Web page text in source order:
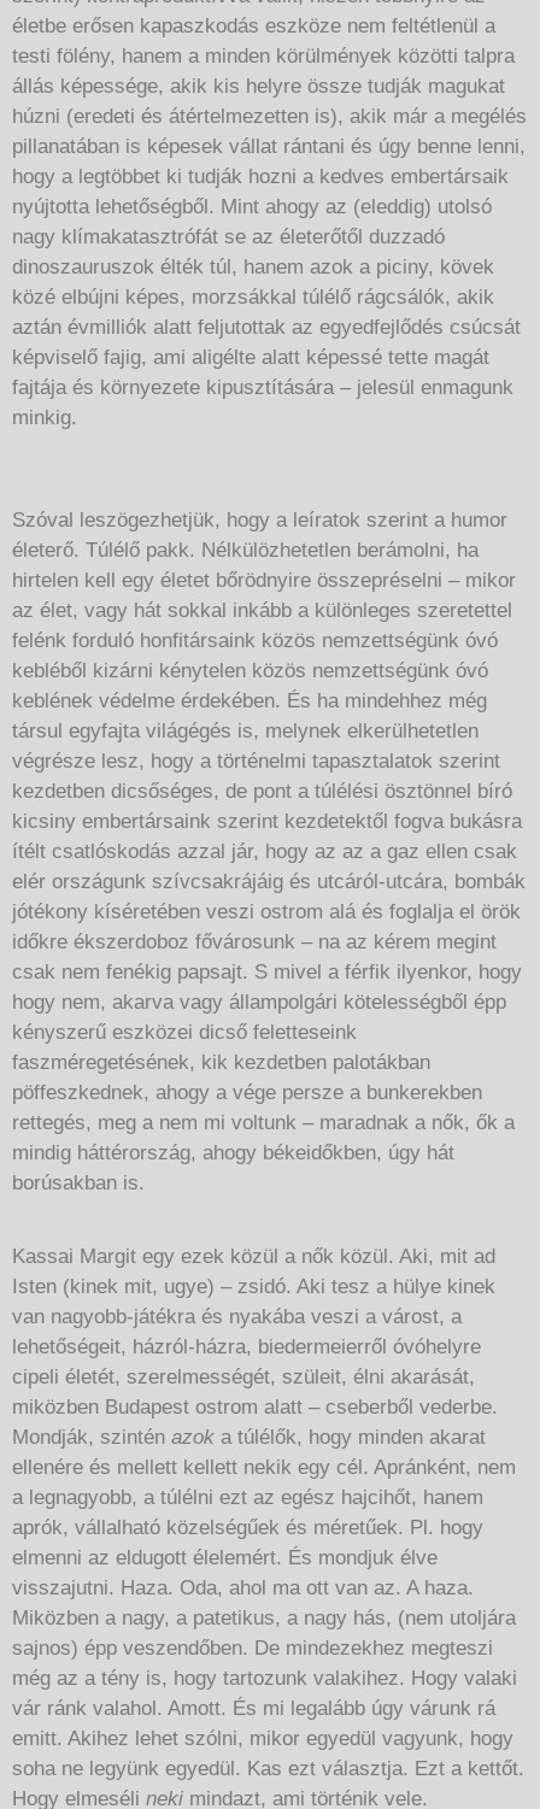
életbe erősen kapaszkodás eszköze nem feltétlenül a
testi fölény, hanem a minden körülmények közötti talpra
állás képessége, akik kis helyre össze tudják magukat
húzni (eredeti és átértelmezetten is), akik már a megélés
pillanatában is képesek vállat rántani és úgy benne lenni,
hogy a legtöbbet ki tudják hozni a kedves embertársaik
nyújtotta lehetőségből. Mint ahogy az (eleddig) utolsó
nagy klímakatasztrófát se az életerőtől duzzadó
dinoszauruszok élték túl, hanem azok a piciny, kövek
közé elbújni képes, morzsákkal túlélő rágcsálók, akik
aztán évmilliók alatt feljutottak az egyedfejlődés csúcsát
képviselő fajig, ami aligélte alatt képessé tette magát
fajtája és környezete kipusztítására – jelesül enmagunk
minkig.
Szóval leszögezhetjük, hogy a leíratok szerint a humor
életerő. Túlélő pakk. Nélkülözhetetlen berámolni, ha
hirtelen kell egy életet bőrödnyire összepréselni – mikor
az élet, vagy hát sokkal inkább a különleges szeretettel
felénk forduló honfitársaink közös nemzettségünk óvó
kebléből kizárni kénytelen közös nemzettségünk óvó
keblének védelme érdekében. És ha mindehhez még
társul egyfajta világégés is, melynek elkerülhetetlen
végrésze lesz, hogy a történelmi tapasztalatok szerint
kezdetben dicsőséges, de pont a túlélési ösztönnel bíró
kicsiny embertársaink szerint kezdetektől fogva bukásra
ítélt csatlóskodás azzal jár, hogy az az a gaz ellen csak
elér országunk szívcsakrájáig és utcáról-utcára, bombák
jótékony kíséretében veszi ostrom alá és foglalja el örök
időkre ékszerdoboz fővárosunk – na az kérem megint
csak nem fenékig papsajt. S mivel a férfik ilyenkor, hogy
hogy nem, akarva vagy állampolgári kötelességből épp
kényszerű eszközei dicső feletteseink
faszméregetésének, kik kezdetben palotákban
pöffeszkednek, ahogy a vége persze a bunkerekben
rettegés, meg a nem mi voltunk – maradnak a nők, ők a
mindig háttérország, ahogy békeidőkben, úgy hát
borúsakban is.
Kassai Margit egy ezek közül a nők közül. Aki, mit ad
Isten (kinek mit, ugye) – zsidó. Aki tesz a hülye kinek
van nagyobb-játékra és nyakába veszi a várost, a
lehetőségeit, házról-házra, biedermeierről óvóhelyre
cipeli életét, szerelmességét, szüleit, élni akarását,
miközben Budapest ostrom alatt – cseberből vederbe.
Mondják, szintén azok a túlélők, hogy minden akarat
ellenére és mellett kellett nekik egy cél. Apránként, nem
a legnagyobb, a túlélni ezt az egész hajcihőt, hanem
aprók, vállalható közelségűek és méretűek. Pl. hogy
elmenni az eldugott élelemért. És mondjuk élve
visszajutni. Haza. Oda, ahol ma ott van az. A haza.
Miközben a nagy, a patetikus, a nagy hás, (nem utoljára
sajnos) épp veszendőben. De mindezekhez megteszi
még az a tény is, hogy tartozunk valakihez. Hogy valaki
vár ránk valahol. Amott. És mi legalább úgy várunk rá
emitt. Akihez lehet szólni, mikor egyedül vagyunk, hogy
soha ne legyünk egyedül. Kas ezt választja. Ezt a kettőt.
Hogy elmeséli neki mindazt, ami történik vele.